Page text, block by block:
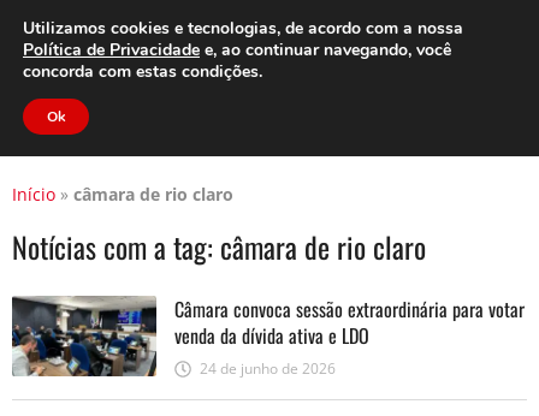
Clube do Assinante Área do Assinante
Início » câmara de rio claro
Notícias com a tag: câmara de rio claro
Câmara convoca sessão extraordinária para votar
venda da dívida ativa e LDO
24 de junho de 2026
Utilizamos cookies e tecnologias, de acordo com a nossa
Política de Privacidade e, ao continuar navegando, você
concorda com estas condições.
Ok